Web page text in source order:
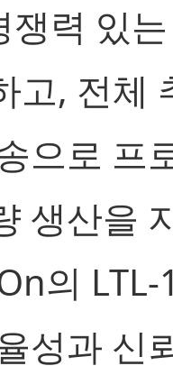
쟁력 있
고, 전체
으로 프
생산을
의 LTL-
성과 신